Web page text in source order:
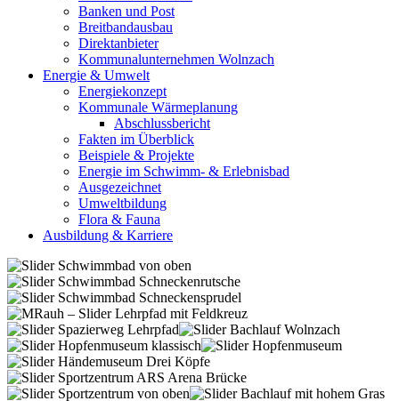
Banken und Post
Breitbandausbau
Direktanbieter
Kommunalunternehmen Wolnzach
Energie & Umwelt
Energiekonzept
Kommunale Wärmeplanung
Abschlussbericht
Fakten im Überblick
Beispiele & Projekte
Energie im Schwimm- & Erlebnisbad
Ausgezeichnet
Umweltbildung
Flora & Fauna
Ausbildung & Karriere